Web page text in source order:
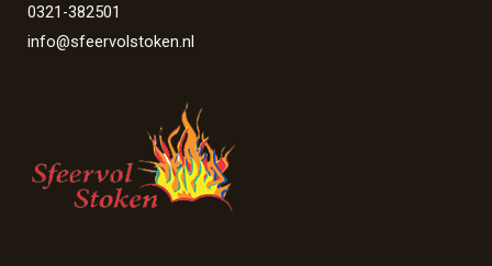
0321-382501
info@sfeervolstoken.nl